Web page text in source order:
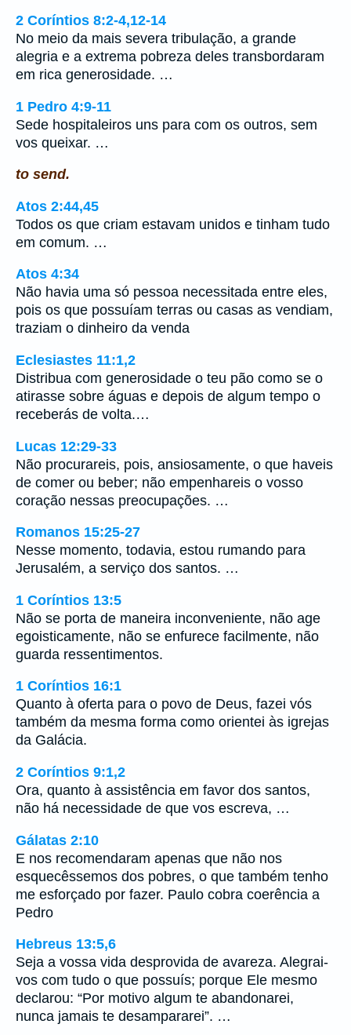
2 Coríntios 8:2-4,12-14
No meio da mais severa tribulação, a grande
alegria e a extrema pobreza deles transbordaram
em rica generosidade. …
1 Pedro 4:9-11
Sede hospitaleiros uns para com os outros, sem
vos queixar. …
to send.
Atos 2:44,45
Todos os que criam estavam unidos e tinham tudo
em comum. …
Atos 4:34
Não havia uma só pessoa necessitada entre eles,
pois os que possuíam terras ou casas as vendiam,
traziam o dinheiro da venda
Eclesiastes 11:1,2
Distribua com generosidade o teu pão como se o
atirasse sobre águas e depois de algum tempo o
receberás de volta.…
Lucas 12:29-33
Não procurareis, pois, ansiosamente, o que haveis
de comer ou beber; não empenhareis o vosso
coração nessas preocupações. …
Romanos 15:25-27
Nesse momento, todavia, estou rumando para
Jerusalém, a serviço dos santos. …
1 Coríntios 13:5
Não se porta de maneira inconveniente, não age
egoisticamente, não se enfurece facilmente, não
guarda ressentimentos.
1 Coríntios 16:1
Quanto à oferta para o povo de Deus, fazei vós
também da mesma forma como orientei às igrejas
da Galácia.
2 Coríntios 9:1,2
Ora, quanto à assistência em favor dos santos,
não há necessidade de que vos escreva, …
Gálatas 2:10
E nos recomendaram apenas que não nos
esquecêssemos dos pobres, o que também tenho
me esforçado por fazer. Paulo cobra coerência a
Pedro
Hebreus 13:5,6
Seja a vossa vida desprovida de avareza. Alegrai-
vos com tudo o que possuís; porque Ele mesmo
declarou: “Por motivo algum te abandonarei,
nunca jamais te desampararei”. …